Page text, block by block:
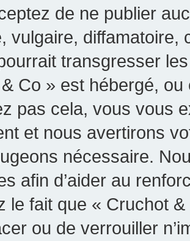
de ne publier
vulgaire, diffamatoire,
transgresser
Co » est hébergé,
pas cela, vous vous
et nous avertirons
nécessaire.
afin d’aider au
le fait que « Cruchot
ou de verrouiller